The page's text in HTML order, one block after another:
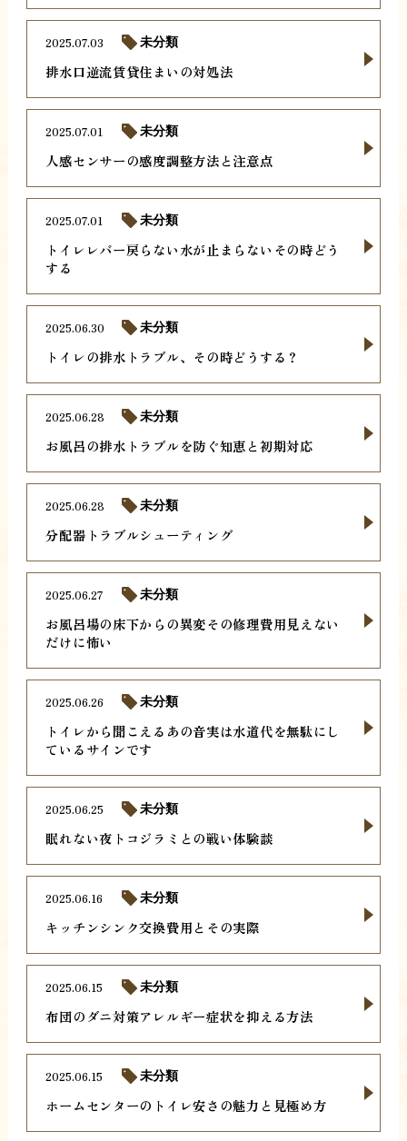
排水口逆流賃貸住まいの対処法
2025.07.03 未分類
人感センサーの感度調整方法と注意点
2025.07.01 未分類
トイレレバー戻らない水が止まらないその時どう
する
2025.07.01 未分類
トイレの排水トラブル、その時どうする？
2025.06.30 未分類
お風呂の排水トラブルを防ぐ知恵と初期対応
2025.06.28 未分類
分配器トラブルシューティング
2025.06.28 未分類
お風呂場の床下からの異変その修理費用見えない
だけに怖い
2025.06.27 未分類
トイレから聞こえるあの音実は水道代を無駄にし
ているサインです
2025.06.26 未分類
眠れない夜トコジラミとの戦い体験談
2025.06.25 未分類
キッチンシンク交換費用とその実際
2025.06.16 未分類
布団のダニ対策アレルギー症状を抑える方法
2025.06.15 未分類
ホームセンターのトイレ安さの魅力と見極め方
2025.06.15 未分類